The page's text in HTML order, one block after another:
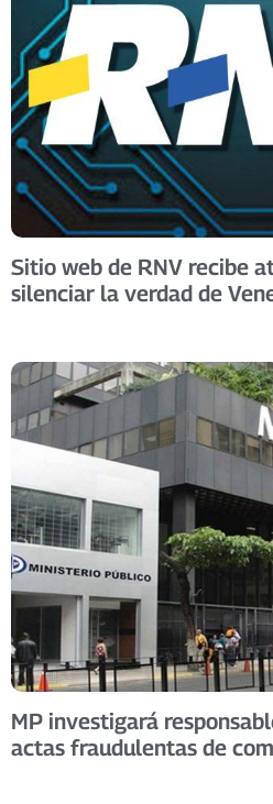
Sitio web de RNV recibe
silenciar la verdad de
MP investigará
actas fraudulentas de